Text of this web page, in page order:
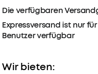
Die verfügbaren
Expressversand ist nur
Benutzer verfügbar
Wir bieten: